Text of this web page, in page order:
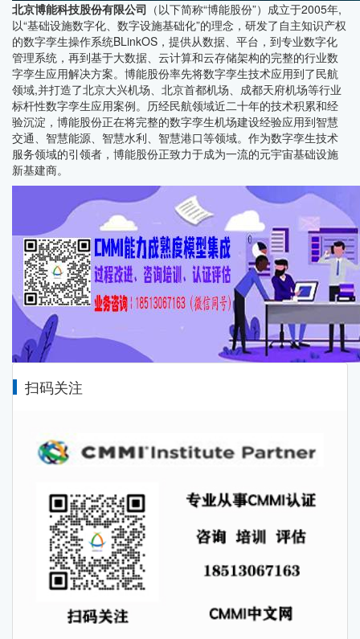
北京博能科技股份有限公司 （以下简称“博能股份”）成立于2005年,
以“基础设施数字化、数字设施基础化”的理念，研发了自主知识产权
的数字孪生操作系统BLinkOS，提供从数据、平台，到专业数字化
管理系统，再到基于大数据、云计算和云存储架构的完整的行业数
字孪生应用解决方案。博能股份率先将数字孪生技术应用到了民航
领域,并打造了北京大兴机场、北京首都机场、成都天府机场等行业
标杆性数字孪生应用案例。历经民航领域近二十年的技术积累和经
验沉淀，博能股份正在将完整的数字孪生机场建设经验应用到智慧
交通、智慧能源、智慧水利、智慧港口等领域。作为数字孪生技术
服务领域的引领者，博能股份正致力于成为一流的元宇宙基础设施
新基建商。
扫码关注